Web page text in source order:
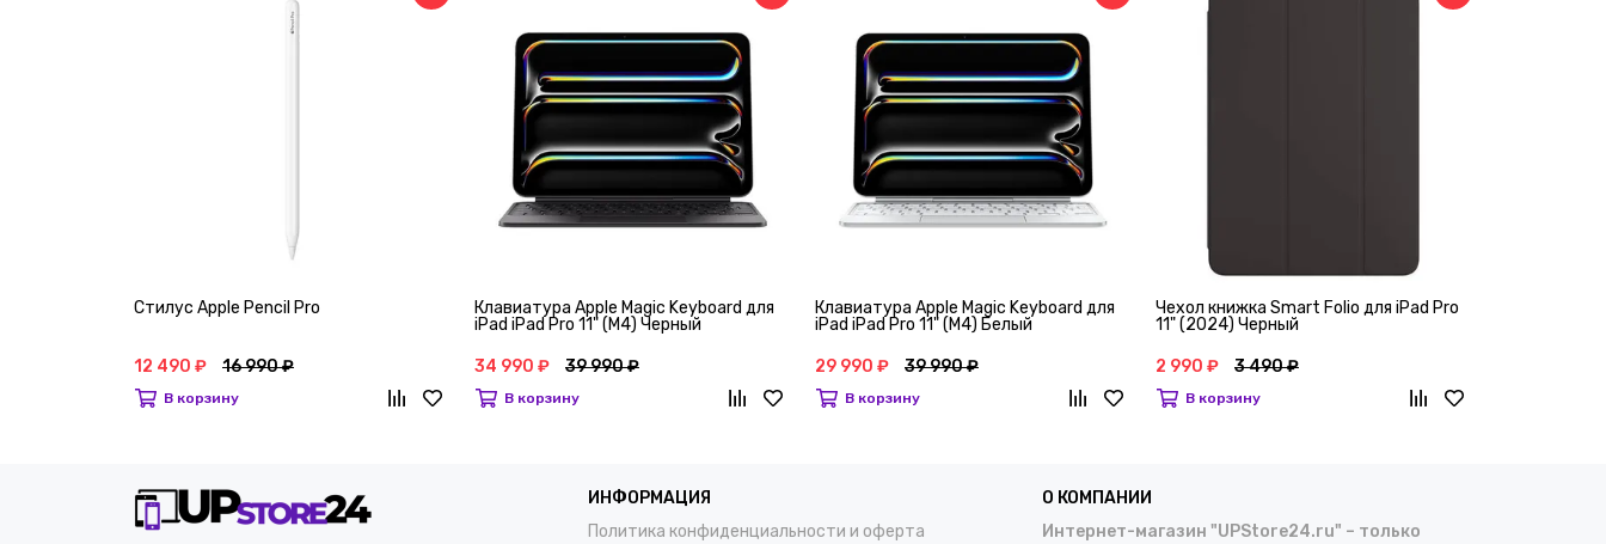
Стилус Apple Pencil Pro
12 490 ₽ 16 990 ₽
В корзину
Клавиатура Apple Magic Keyboard для
iPad iPad Pro 11" (M4) Черный
34 990 ₽ 39 990 ₽
В корзину
Клавиатура Apple Magic Keyboard для
iPad iPad Pro 11" (M4) Белый
29 990 ₽ 39 990 ₽
В корзину
Чехол книжка Smart Folio для iPad Pro
11" (2024) Черный
2 990 ₽ 3 490 ₽
В корзину
ИНФОРМАЦИЯ
Политика конфиденциальности и оферта
О КОМПАНИИ
Интернет-магазин "UPStore24.ru" – только